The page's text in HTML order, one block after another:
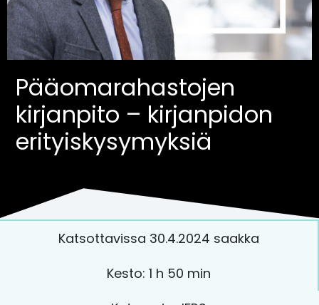
Pääomarahastojen
kirjanpito – kirjanpidon
erityiskysymyksiä
Katsottavissa 30.4.2024 saakka
Kesto: 1 h 50 min